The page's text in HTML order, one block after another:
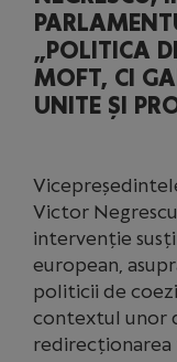
„POLITICA
MOFT, CI
UNITE ȘI
Victor
intervenție
european,
politicii de
contextul unor